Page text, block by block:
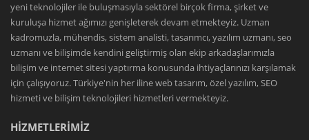
yeni teknolojiler ile buluşmasıyla sektörel birçok firma, şirket ve
kuruluşa hizmet ağımızı genişleterek devam etmekteyiz. Uzman
kadromuzla, mühendis, sistem analisti, tasarımcı, yazılım uzmanı, seo
uzmanı ve bilişimde kendini geliştirmiş olan ekip arkadaşlarımızla
bilişim ve internet sitesi yaptırma konusunda ihtiyaçlarınızı karşılamak
için çalışıyoruz. Türkiye'nin her iline web tasarım, özel yazılım, SEO
hizmeti ve bilişim teknolojileri hizmetleri vermekteyiz.
HİZMETLERİMİZ